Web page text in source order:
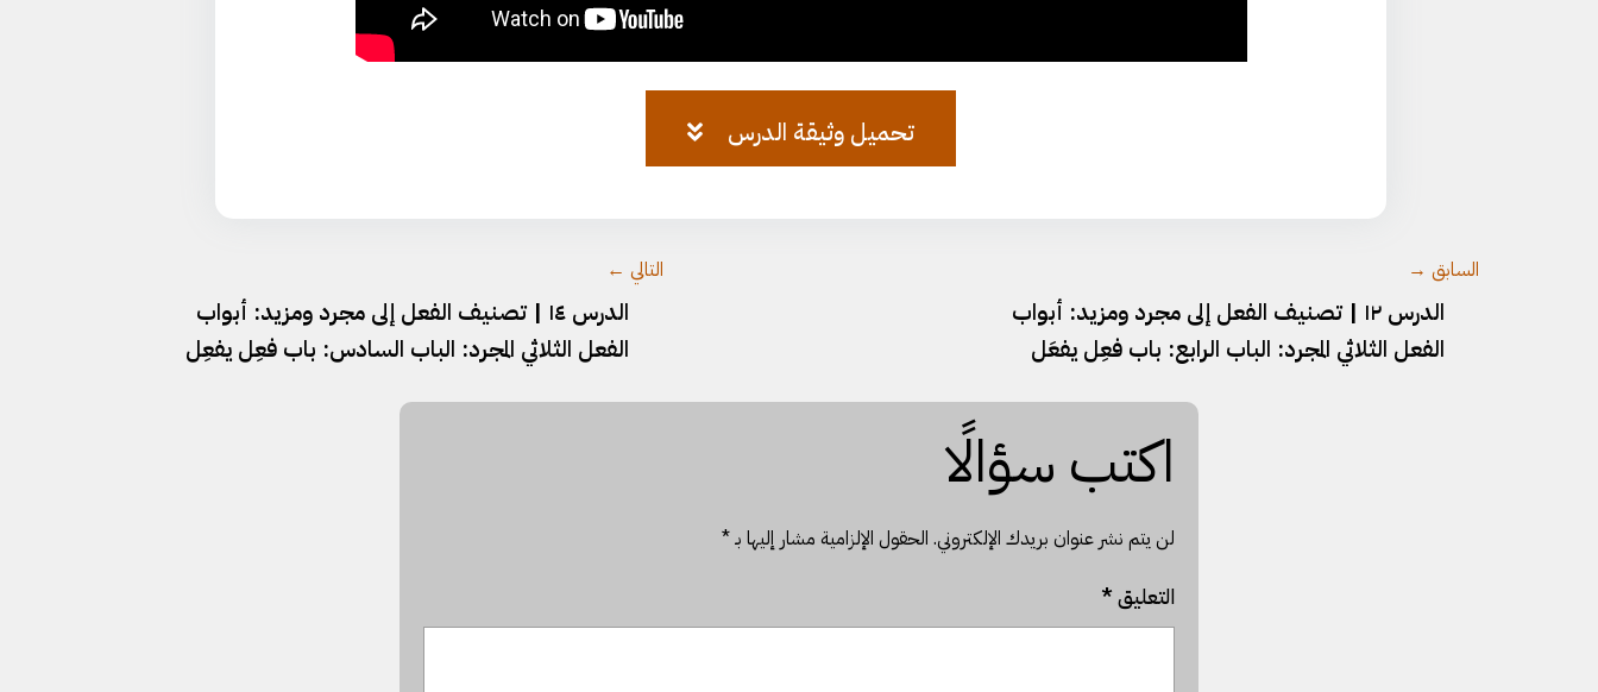
تحميل وثيقة الدرس
السابق →
الدرس ١٢ | تصنيف الفعل إلى مجرد ومزيد: أبواب
الفعل الثلاثي المجرد: الباب الرابع: باب فعِل يفعَل
التالي ←
الدرس ١٤ | تصنيف الفعل إلى مجرد ومزيد: أبواب
الفعل الثلاثي المجرد: الباب السادس: باب فعِل يفعِل
اكتب سؤالًا
لن يتم نشر عنوان بريدك الإلكتروني. الحقول الإلزامية مشار إليها بـ*
التعليق*